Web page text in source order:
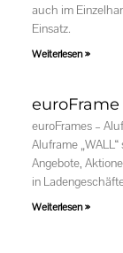
auch im
Einsatz.
Weiterlesen »
euroFrames –
Aluframe
Angebote,
in
Weiterlesen »